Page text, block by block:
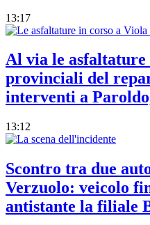
13:17
Al via le asfaltature
provinciali del
interventi a
13:12
Scontro tra due
Verzuolo: veicolo
antistante la filiale